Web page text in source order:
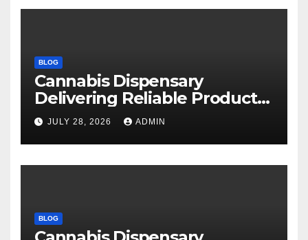
BLOG
Cannabis Dispensary
Delivering Reliable Products
Every Time
JULY 28, 2026 ADMIN
BLOG